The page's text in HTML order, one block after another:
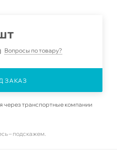
Вопросы по товару?
ЗАКАЗ
через транспортные компании
– подскажем.